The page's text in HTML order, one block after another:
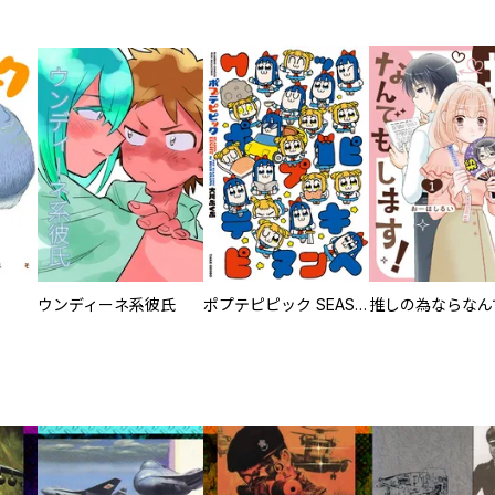
ウンディーネ系彼氏 ポプテピピック SEASON EIGHT